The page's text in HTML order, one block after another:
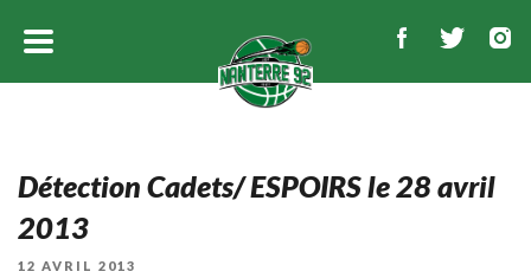
Détection Cadets/ ESPOIRS le 28 avril
2013
PUBLIÉ
12 AVRIL 2013